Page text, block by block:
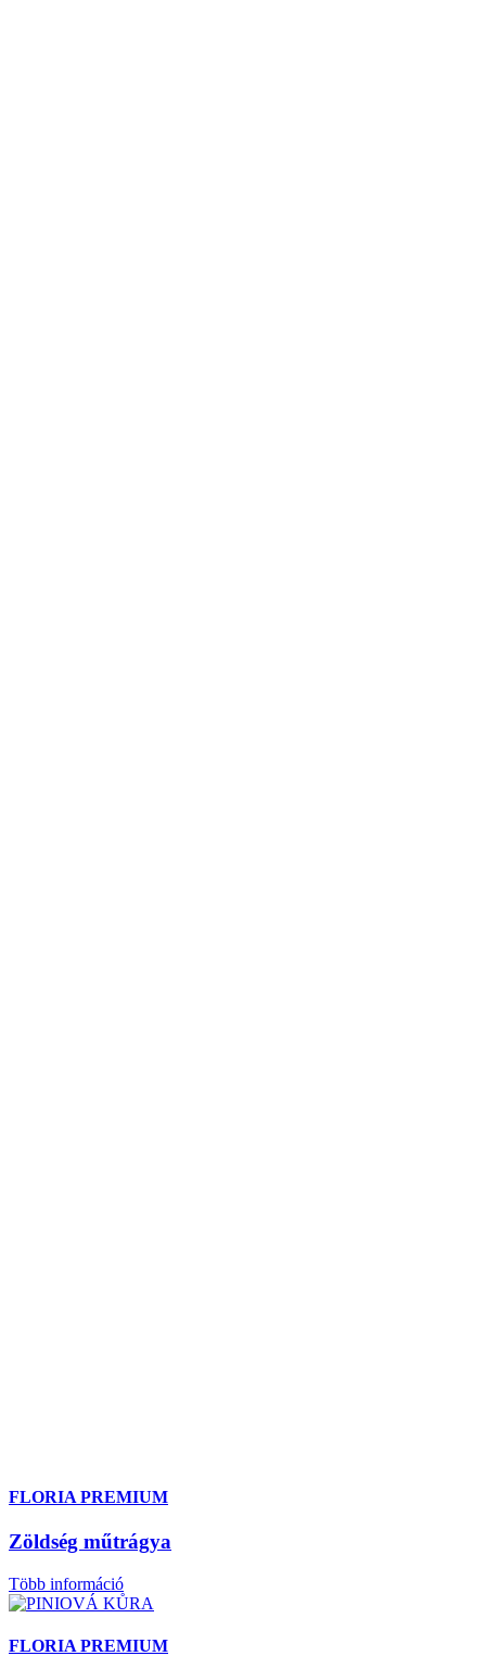
FLORIA PREMIUM
Zöldség műtrágya
Több információ
FLORIA PREMIUM